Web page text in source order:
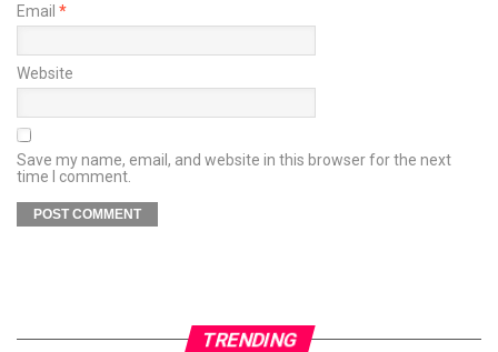
Email *
Website
Save my name, email, and website in this browser for the next
time I comment.
TRENDING